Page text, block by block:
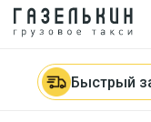
Быстрый
Главная  Новости